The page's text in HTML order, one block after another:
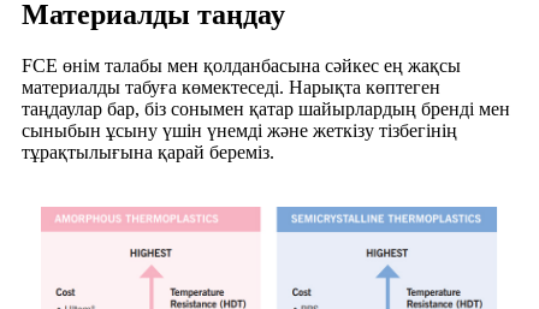
Материалды таңдау
FCE өнім талабы мен қолданбасына сәйкес ең жақсы
материалды табуға көмектеседі. Нарықта көптеген
таңдаулар бар, біз сонымен қатар шайырлардың бренді мен
сыныбын ұсыну үшін үнемді және жеткізу тізбегінің
тұрақтылығына қарай береміз.